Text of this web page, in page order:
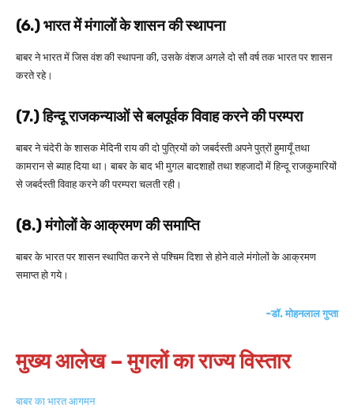
(6.) भारत में मंगालों के शासन की स्थापना
बाबर ने भारत में जिस वंश की स्थापना की, उसके वंशज अगले दो सौ वर्ष तक भारत पर शासन
करते रहे।
(7.) हिन्दू राजकन्याओं से बलपूर्वक विवाह करने की परम्परा
बाबर ने चंदेरी के शासक मेदिनी राय की दो पुत्रियों को जबर्दस्ती अपने पुत्रों हुमायूँ तथा
कामरान से ब्याह दिया था। बाबर के बाद भी मुगल बादशाहों तथा शहजादों में हिन्दू राजकुमारियों
से जबर्दस्ती विवाह करने की परम्परा चलती रही।
(8.) मंगोलों के आक्रमण की समाप्ति
बाबर के भारत पर शासन स्थापित करने से पश्चिम दिशा से होने वाले मंगोलों के आक्रमण
समाप्त हो गये।
-डॉ. मोहनलाल गुप्ता
मुख्य आलेख – मुगलों का राज्य विस्तार
बाबर का भारत आगमन